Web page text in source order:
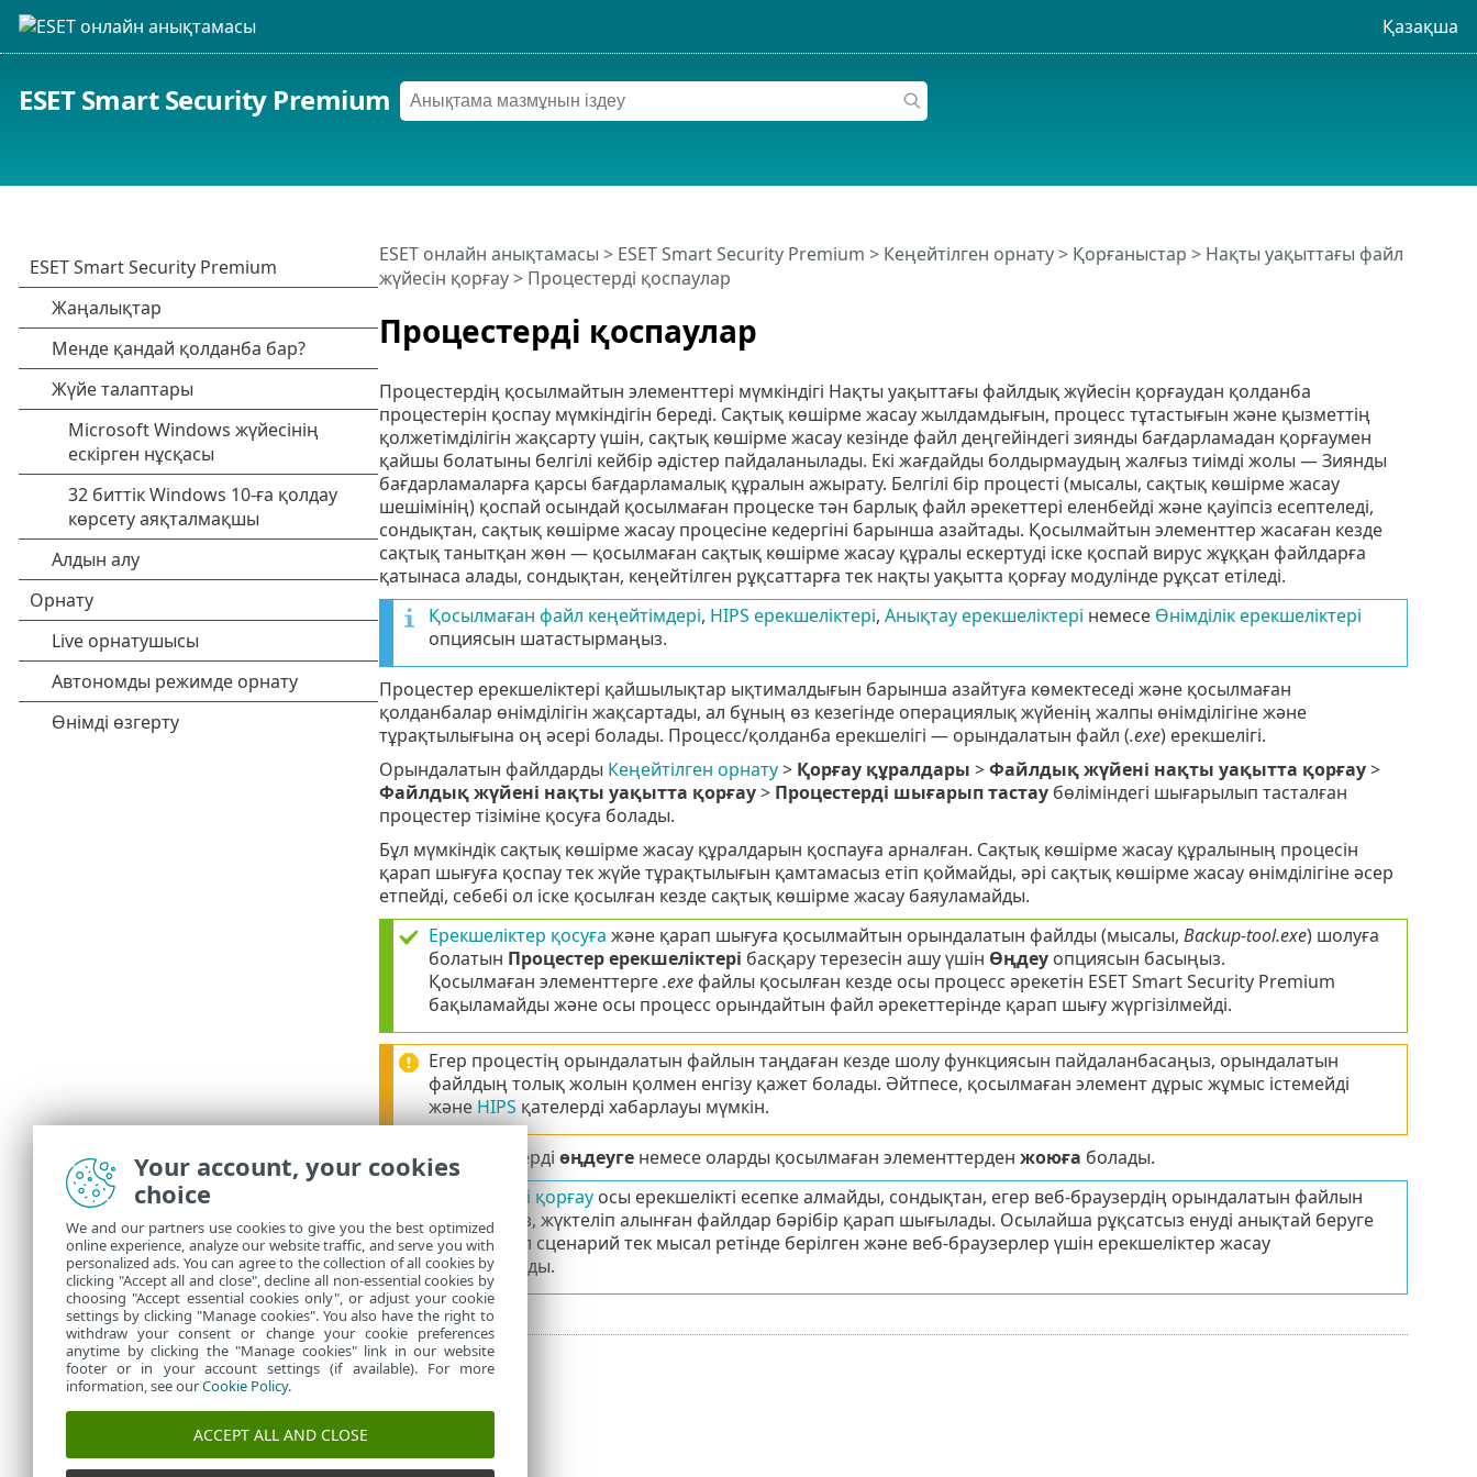
Қазақша
ESET Smart Security Premium
Процестерді қоспаулар
ESET онлайн анықтамасы > ESET Smart Security Premium > Кеңейтілген орнату> Қорғаныстар > Нақты уақыттағы файл
жүйесін қорғау> Процестерді қоспаулар
Процестердің қосылмайтын элементтері мүмкіндігі Нақты уақыттағы файлдық жүйесін қорғаудан қолданба
процестерін қоспау мүмкіндігін береді. Сақтық көшірме жасау жылдамдығын, процесс тұтастығын және қызметтің
қолжетімділігін жақсарту үшін, сақтық көшірме жасау кезінде файл деңгейіндегі зиянды бағдарламадан қорғаумен
қайшы болатыны белгілі кейбір әдістер пайдаланылады. Екі жағдайды болдырмаудың жалғыз тиімді жолы — Зиянды
бағдарламаларға қарсы бағдарламалық құралын ажырату. Белгілі бір процесті (мысалы, сақтық көшірме жасау
шешімінің) қоспай осындай қосылмаған процеске тән барлық файл әрекеттері еленбейді және қауіпсіз есептеледі,
сондықтан, сақтық көшірме жасау процесіне кедергіні барынша азайтады. Қосылмайтын элементтер жасаған кезде
сақтық танытқан жөн — қосылмаған сақтық көшірме жасау құралы ескертуді іске қоспай вирус жұққан файлдарға
қатынаса алады, сондықтан, кеңейтілген рұқсаттарға тек нақты уақытта қорғау модулінде рұқсат етіледі.
Қосылмаған файл кеңейтімдері, HIPS ерекшеліктері, Анықтау ерекшеліктері немесе Өнімділік ерекшеліктері
опциясын шатастырмаңыз.
Процестер ерекшеліктері қайшылықтар ықтималдығын барынша азайтуға көмектеседі және қосылмаған
қолданбалар өнімділігін жақсартады, ал бұның өз кезегінде операциялық жүйенің жалпы өнімділігіне және
тұрақтылығына оң әсері болады. Процесс/қолданба ерекшелігі — орындалатын файл (.exe) ерекшелігі.
Орындалатын файлдарды Кеңейтілген орнату> Қорғау құралдары >Файлдық жүйені нақты уақытта қорғау>
Файлдық жүйені нақты уақытта қорғау> Процестерді шығарып тастаубөліміндегі шығарылып тасталған
процестер тізіміне қосуға болады.
Бұл мүмкіндік сақтық көшірме жасау құралдарын қоспауға арналған. Сақтық көшірме жасау құралының процесін
қарап шығуға қоспау тек жүйе тұрақтылығын қамтамасыз етіп қоймайды, әрі сақтық көшірме жасау өнімділігіне әсер
етпейді, себебі ол іске қосылған кезде сақтық көшірме жасау баяуламайды.
Ерекшеліктер қосуға және қарап шығуға қосылмайтын орындалатын файлды (мысалы, Backup-tool.exe) шолуға
болатын Процестер ерекшеліктері басқару терезесін ашу үшін Өңдеуопциясын басыңыз.
Қосылмаған элементтерге.exeфайлы қосылған кезде осы процесс әрекетін ESET Smart Security Premium
бақыламайды және осы процесс орындайтын файл әрекеттерінде қарап шығу жүргізілмейді.
Егер процестің орындалатын файлын таңдаған кезде шолу функциясын пайдаланбасаңыз, орындалатын
файлдың толық жолын қолмен енгізу қажет болады. Әйтпесе, қосылмаған элемент дұрыс жұмыс істемейді
жәнеHIPS қателерді хабарлауы мүмкін.
Әрі бар процестерді өңдеугенемесе оларды қосылмаған элементтерден жоюға болады.
Вебке кіруді қорғауосы ерекшелікті есепке алмайды, сондықтан, егер веб-браузердің орындалатын файлын
қоспасаңыз, жүктеліп алынған файлдар бәрібір қарап шығылады. Осылайша рұқсатсыз енуді анықтай беруге
болады. Бұл сценарий тек мысал ретінде берілген және веб-браузерлер үшін ерекшеліктер жасау
ұсынылмайды.
Your account, your cookies
choice
We and our partners use cookies to give you the best optimized
online experience, analyze our website traffic, and serve you with
personalized ads. You can agree to the collection of all cookies by
clicking "Accept all and close", decline all non-essential cookies by
choosing "Accept essential cookies only", or adjust your cookie
settings by clicking "Manage cookies". You also have the right to
withdraw your consent or change your cookie preferences
anytime by clicking the "Manage cookies" link in our website
footer or in your account settings (if available). For more
information, see ourCookie Policy.
ACCEPT ALL AND CLOSE